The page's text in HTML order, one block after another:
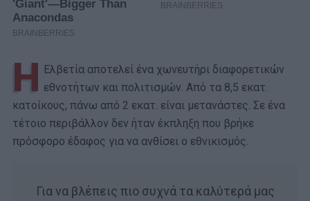
Η Ελβετία αποτελεί ένα χωνευτήρι διαφορετικών
εθνοτήτων και πολιτισμών. Από τα 8,5 εκατ.
κατοίκους, πάνω από 2 εκατ. είναι μετανάστες. Σε ένα
τέτοιο περιβάλλον δεν ήταν έκπληξη που βρήκε
πρόσφορο έδαφος για να ανθίσει ο εθνικισμός.
Για να βλέπεις πιο συχνά τα καλύτερά μας